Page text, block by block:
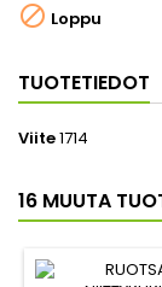
 Loppu
TUOTETIEDOT
Viite1714
16 MUUTA